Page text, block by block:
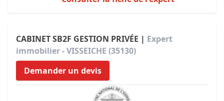
CABINET SB2F GESTION PRIVÉE | Expert
immobilier - VISSEICHE (35130)
Demander un devis